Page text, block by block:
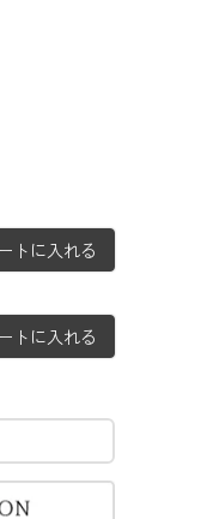
トに入れる
トに入れる